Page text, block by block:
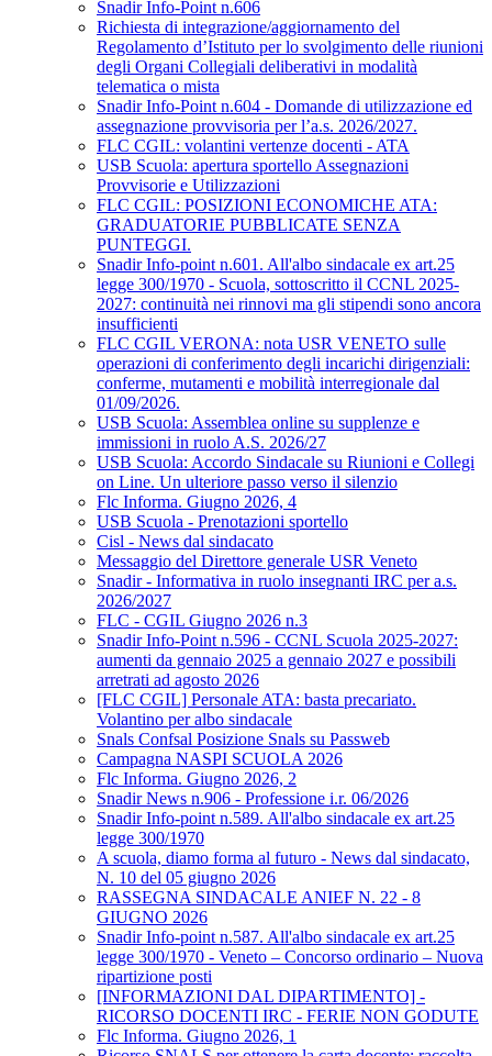
Snadir Info-Point n.606
Richiesta di integrazione/aggiornamento del
Regolamento d’Istituto per lo svolgimento delle riunioni
degli Organi Collegiali deliberativi in modalità
telematica o mista
Snadir Info-Point n.604 - Domande di utilizzazione ed
assegnazione provvisoria per l’a.s. 2026/2027.
FLC CGIL: volantini vertenze docenti - ATA
USB Scuola: apertura sportello Assegnazioni
Provvisorie e Utilizzazioni
FLC CGIL: POSIZIONI ECONOMICHE ATA:
GRADUATORIE PUBBLICATE SENZA
PUNTEGGI.
Snadir Info-point n.601. All'albo sindacale ex art.25
legge 300/1970 - Scuola, sottoscritto il CCNL 2025-
2027: continuità nei rinnovi ma gli stipendi sono ancora
insufficienti
FLC CGIL VERONA: nota USR VENETO sulle
operazioni di conferimento degli incarichi dirigenziali:
conferme, mutamenti e mobilità interregionale dal
01/09/2026.
USB Scuola: Assemblea online su supplenze e
immissioni in ruolo A.S. 2026/27
USB Scuola: Accordo Sindacale su Riunioni e Collegi
on Line. Un ulteriore passo verso il silenzio
Flc Informa. Giugno 2026, 4
USB Scuola - Prenotazioni sportello
Cisl - News dal sindacato
Messaggio del Direttore generale USR Veneto
Snadir - Informativa in ruolo insegnanti IRC per a.s.
2026/2027
FLC - CGIL Giugno 2026 n.3
Snadir Info-Point n.596 - CCNL Scuola 2025-2027:
aumenti da gennaio 2025 a gennaio 2027 e possibili
arretrati ad agosto 2026
[FLC CGIL] Personale ATA: basta precariato.
Volantino per albo sindacale
Snals Confsal Posizione Snals su Passweb
Campagna NASPI SCUOLA 2026
Flc Informa. Giugno 2026, 2
Snadir News n.906 - Professione i.r. 06/2026
Snadir Info-point n.589. All'albo sindacale ex art.25
legge 300/1970
A scuola, diamo forma al futuro - News dal sindacato,
N. 10 del 05 giugno 2026
RASSEGNA SINDACALE ANIEF N. 22 - 8
GIUGNO 2026
Snadir Info-point n.587. All'albo sindacale ex art.25
legge 300/1970 - Veneto – Concorso ordinario – Nuova
ripartizione posti
[INFORMAZIONI DAL DIPARTIMENTO] -
RICORSO DOCENTI IRC - FERIE NON GODUTE
Flc Informa. Giugno 2026, 1